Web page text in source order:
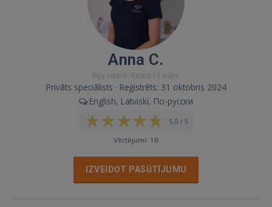
Anna C.
Bija vietnē: Pirms 11 mēn.
Privāts speciālists · Reģistrēts: 31 oktobris 2024
English, Latviski, По-русски
5,0 / 5
Vērtējumi: 10
IZVEIDOT PASŪTĪJUMU